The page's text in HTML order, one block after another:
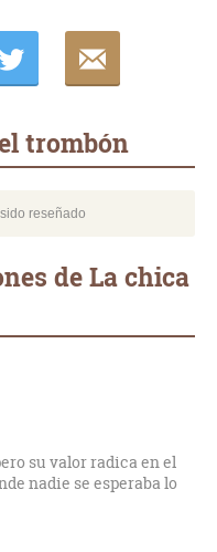
trombón
reseñado
de La chica
su valor radica en el
nadie se esperaba lo